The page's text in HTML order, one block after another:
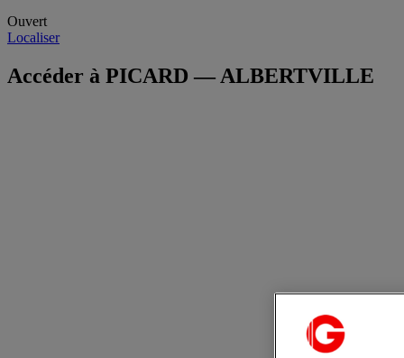
Ouvert
Localiser
Accéder à PICARD — ALBERTVILLE